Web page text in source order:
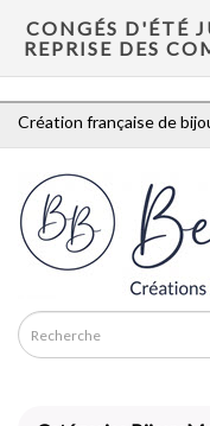
CONGÉS D'ÉTÉ
REPRISE DES
Création française de